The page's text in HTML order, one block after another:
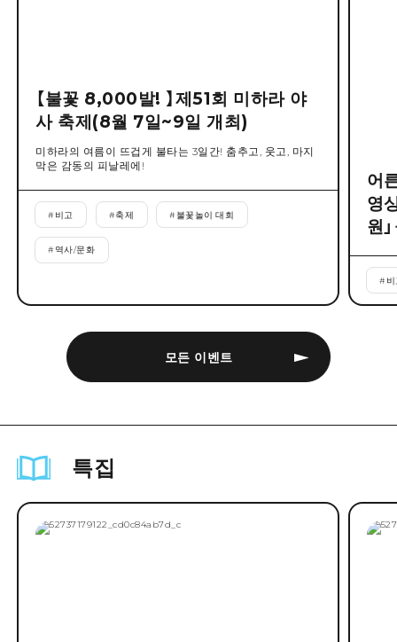
모든 이벤트
【불꽃 8,000발! 】제51회 미하라 야
사 축제(8월 7일~9일 개최)
미하라의 여름이 뜨겁게 불타는 3일간! 춤추고, 웃고, 마지
막은 감동의 피날레에!
# 비고 #축제 # 불꽃놀이 대회
# 역사/문화
어
영
원
#
특집